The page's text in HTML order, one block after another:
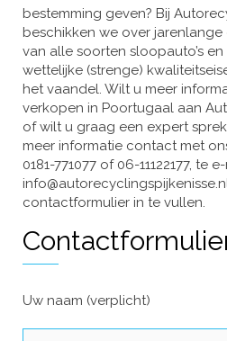
bestemming geven? Bij
beschikken we over
van alle soorten sloopauto’s
wettelijke (strenge)
het vaandel. Wilt u meer
verkopen in Poortugaal aan
of wilt u graag een expert
meer informatie contact met
0181-771077 of 06-11122177, te
contactformulier in te vullen.
Uw naam (verplicht)